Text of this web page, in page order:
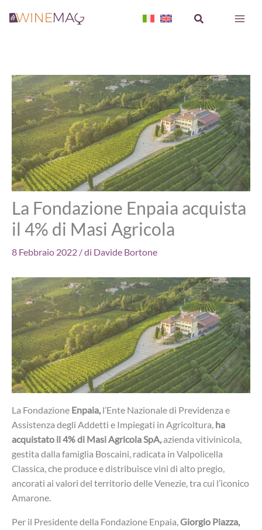
Cerca
La Fondazione Enpaia acquista
il 4% di Masi Agricola
8 Febbraio 2022 / di Davide Bortone
La Fondazione Enpaia,l’Ente Nazionale di Previdenza e
Assistenza degli Addetti e Impiegati in Agricoltura, ha
acquistato il 4% di Masi Agricola SpA,azienda vitivinicola,
gestita dalla famiglia Boscaini, radicata in Valpolicella
Classica, che produce e distribuisce vini di alto pregio,
ancorati ai valori del territorio delle Venezie, tra cui l’iconico
Amarone.
Per il Presidente della Fondazione Enpaia,Giorgio Piazza,